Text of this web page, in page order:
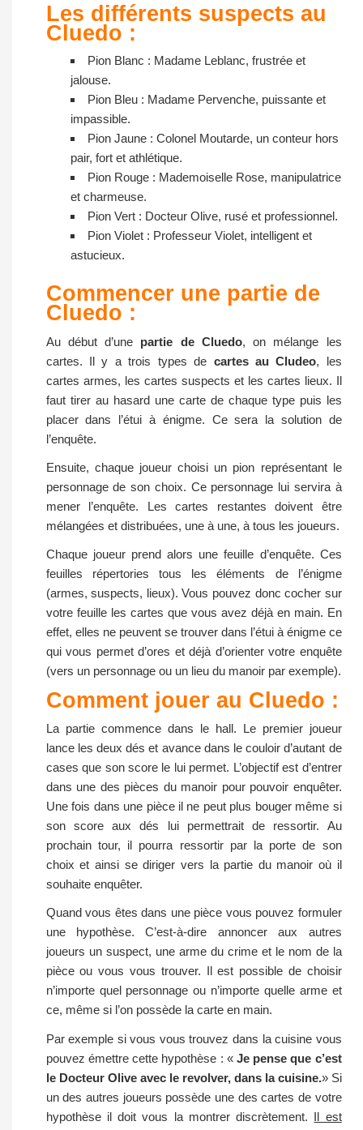
Les différents suspects au
Cluedo :
Pion Blanc : Madame Leblanc, frustrée et
jalouse.
Pion Bleu : Madame Pervenche, puissante et
impassible.
Pion Jaune : Colonel Moutarde, un conteur hors
pair, fort et athlétique.
Pion Rouge : Mademoiselle Rose, manipulatrice
et charmeuse.
Pion Vert : Docteur Olive, rusé et professionnel.
Pion Violet : Professeur Violet, intelligent et
astucieux.
Commencer une partie de
Cluedo :
Au début d’une partie de Cluedo, on mélange les
cartes. Il y a trois types de cartes au Cludeo, les
cartes armes, les cartes suspects et les cartes lieux. Il
faut tirer au hasard une carte de chaque type puis les
placer dans l’étui à énigme. Ce sera la solution de
l’enquête.
Ensuite, chaque joueur choisi un pion représentant le
personnage de son choix. Ce personnage lui servira à
mener l’enquête. Les cartes restantes doivent être
mélangées et distribuées, une à une, à tous les joueurs.
Chaque joueur prend alors une feuille d’enquête. Ces
feuilles répertories tous les éléments de l’énigme
(armes, suspects, lieux). Vous pouvez donc cocher sur
votre feuille les cartes que vous avez déjà en main. En
effet, elles ne peuvent se trouver dans l’étui à énigme ce
qui vous permet d’ores et déjà d’orienter votre enquête
(vers un personnage ou un lieu du manoir par exemple).
Comment jouer au Cluedo :
La partie commence dans le hall. Le premier joueur
lance les deux dés et avance dans le couloir d’autant de
cases que son score le lui permet. L’objectif est d’entrer
dans une des pièces du manoir pour pouvoir enquêter.
Une fois dans une pièce il ne peut plus bouger même si
son score aux dés lui permettrait de ressortir. Au
prochain tour, il pourra ressortir par la porte de son
choix et ainsi se diriger vers la partie du manoir où il
souhaite enquêter.
Quand vous êtes dans une pièce vous pouvez formuler
une hypothèse. C’est-à-dire annoncer aux autres
joueurs un suspect, une arme du crime et le nom de la
pièce ou vous vous trouver. Il est possible de choisir
n’importe quel personnage ou n’importe quelle arme et
ce, même si l’on possède la carte en main.
Par exemple si vous vous trouvez dans la cuisine vous
pouvez émettre cette hypothèse : «Je pense que c’est
le Docteur Olive avec le revolver, dans la cuisine.» Si
un des autres joueurs possède une des cartes de votre
hypothèse il doit vous la montrer discrètement. Il est